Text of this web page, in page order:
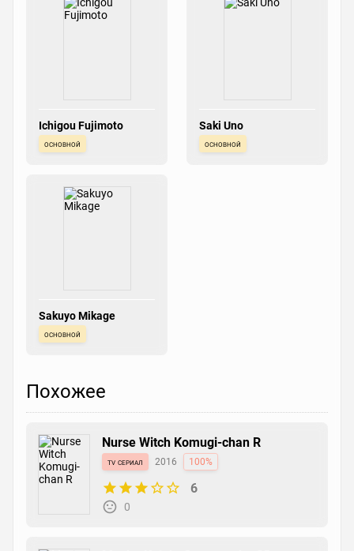
Ichigou Fujimoto
основной
Saki Uno
основной
Sakuyo Mikage
основной
Похожее
Nurse Witch Komugi-chan R
tv сериал 2016 100%
6
0